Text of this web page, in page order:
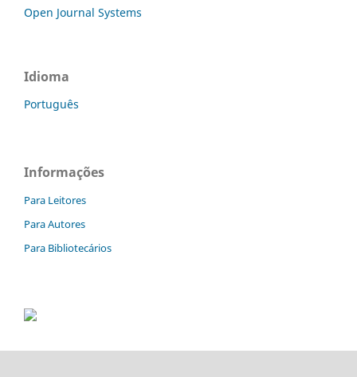
Open Journal Systems
Idioma
Português
Informações
Para Leitores
Para Autores
Para Bibliotecários